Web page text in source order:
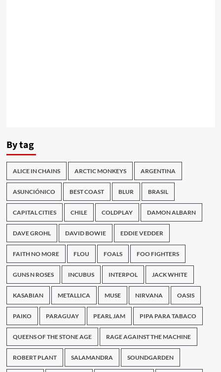
By tag
ALICE IN CHAINS ARCTIC MONKEYS ARGENTINA
ASUNCIÓNICO BEST COAST BLUR BRASIL
CAPITAL CITIES CHILE COLDPLAY DAMON ALBARN
DAVE GROHL DAVID BOWIE EDDIE VEDDER
FAITH NO MORE FLOU FOALS FOO FIGHTERS
GUNS N ROSES INCUBUS INTERPOL JACK WHITE
KASABIAN METALLICA MUSE NIRVANA OASIS
PAIKO PARAGUAY PEARL JAM PIPA PARA TABACO
QUEENS OF THE STONE AGE RAGE AGAINST THE MACHINE
ROBERT PLANT SALAMANDRA SOUNDGARDEN